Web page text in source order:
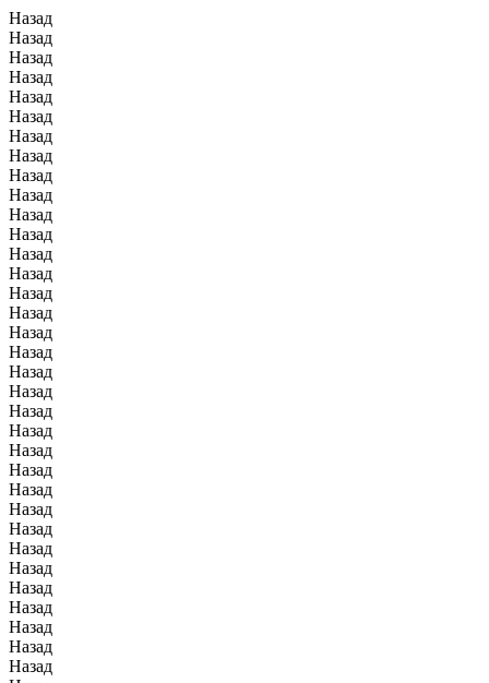
Назад
Назад
Назад
Назад
Назад
Назад
Назад
Назад
Назад
Назад
Назад
Назад
Назад
Назад
Назад
Назад
Назад
Назад
Назад
Назад
Назад
Назад
Назад
Назад
Назад
Назад
Назад
Назад
Назад
Назад
Назад
Назад
Назад
Назад